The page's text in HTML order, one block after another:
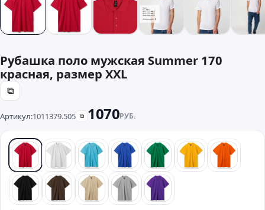
Рубашка поло мужская Summer 170
красная, размер XXL
⧉
Артикул:1011379.505 ⧉ 1070РУБ.
красныйбелый бирюзовый
синий зеленыйжелтый
черныйкоричневый
бежевыйсерый фиолетовый